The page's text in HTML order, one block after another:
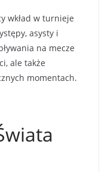
wkład w turnieje
asysty i
na mecze
ale także
momentach.